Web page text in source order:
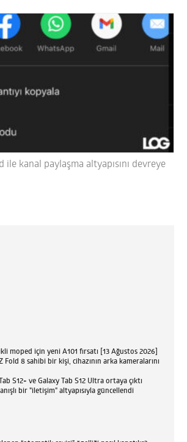
ile kanal paylaşma altyapısını devreye
moped için yeni A101 fırsatı [13 Ağustos 2026]
Fold 8 sahibi bir kişi, cihazının arka kameralarını
S12+ ve Galaxy Tab S12 Ultra ortaya çıktı
bir "iletişim" altyapısıyla güncellendi